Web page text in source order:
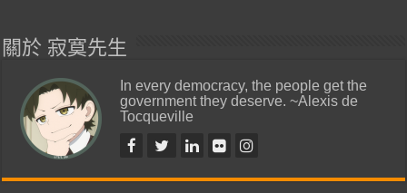
關於 寂寞先生
In every democracy, the people get the
government they deserve. ~Alexis de
Tocqueville